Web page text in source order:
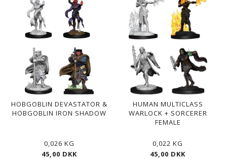
HOBGOBLIN DEVASTATOR &
HOBGOBLIN IRON SHADOW
0,026 KG
45,00 DKK
HUMAN MULTICLASS
WARLOCK + SORCERER
FEMALE
0,022 KG
45,00 DKK